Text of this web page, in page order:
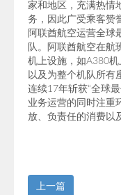
家和地区，充满热情
务，因此广受乘客赞
阿联酋航空运营全球
队。阿联酋航空在航
机上设施，如A380机
以及为整个机队所有
连续17年斩获“全球
业务运营的同时注重
放、负责任的消费以
上一篇